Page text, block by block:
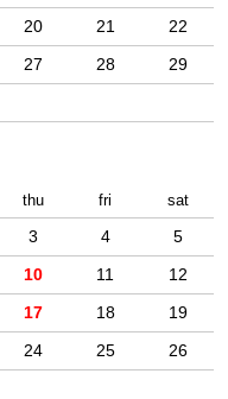
20 21
22
27 28
29
thu fri sat
3 4
5
10 11
12
17 18
19
24 25
26